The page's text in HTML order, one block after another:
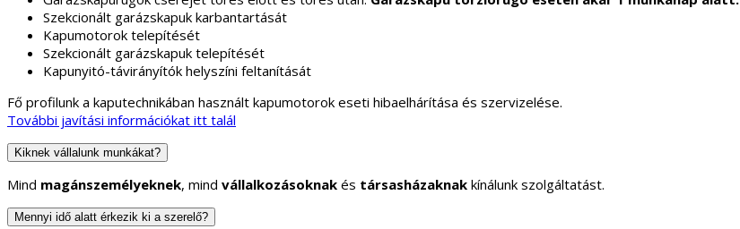
Szekcionált garázskapuk karbantartását
Kapumotorok telepítését
Szekcionált garázskapuk telepítését
Kapunyitó-távirányítók helyszíni feltanítását
Fő profilunk a kaputechnikában használt kapumotorok eseti hibaelhárítása és szervizelése.
További javítási információkat itt talál
Kiknek vállalunk munkákat?
Mind magánszemélyeknek, mind vállalkozásoknak és társasházaknak kínálunk szolgáltatást.
Mennyi idő alatt érkezik ki a szerelő?